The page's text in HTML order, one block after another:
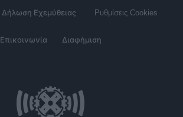
Δήλωση Εχεμύθειας Ρυθμίσεις Cookies
Επικοινωνία Διαφήμιση